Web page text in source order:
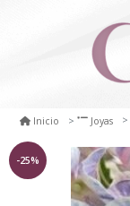
Inicio Joyas
-25%